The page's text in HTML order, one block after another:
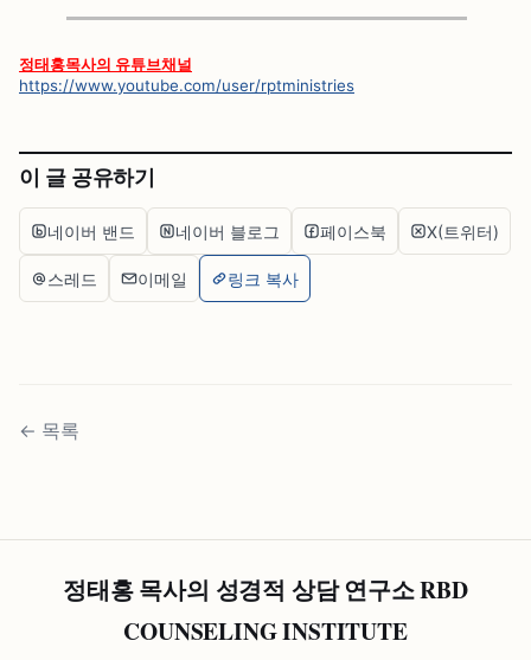
정태홍목사의 유튜브채널
https://www.youtube.com/user/rptministries
이 글 공유하기
네이버 밴드 네이버 블로그 페이스북 X(트위터)
스레드 이메일 링크 복사
← 목록
정태홍 목사의 성경적 상담 연구소 RBD
COUNSELING INSTITUTE